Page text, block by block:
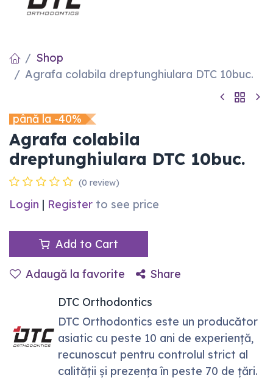
Shop
Agrafa colabila dreptunghiulara DTC 10buc.
până la -40%
Agrafa colabila
dreptunghiulara DTC 10buc.
(0 review)
Login | Register to see price
Add to Cart
Adaugă la favorite
Share
DTC Orthodontics
DTC Orthodontics este un producător
asiatic cu peste 10 ani de experiență,
recunoscut pentru controlul strict al
calității și prezența în peste 70 de țări.